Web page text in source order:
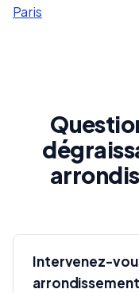
Paris
Intervenez-
arrondissement